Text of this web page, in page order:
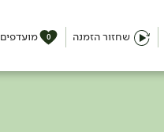
שחזור הזמנה מועדפים 0